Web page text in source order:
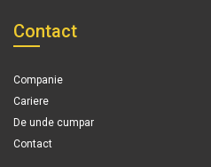
Contact
Companie
Cariere
De unde cumpar
Contact